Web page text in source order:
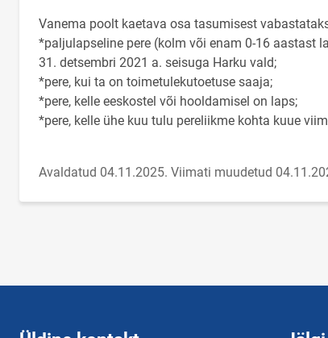
Vanema poolt kaetava osa tasumisest
*paljulapseline pere (kolm või enam 0-16 aastast
31. detsembri 2021 a. seisuga Harku vald;
*pere, kui ta on toimetulekutoetuse saaja;
*pere, kelle eeskostel või hooldamisel on laps;
*pere, kelle ühe kuu tulu pereliikme kohta kuue
Avaldatud 04.11.2025. Viimati muudetud